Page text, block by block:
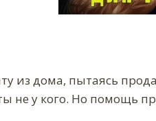
из дома, пытаясь
не у кого. Но помощь